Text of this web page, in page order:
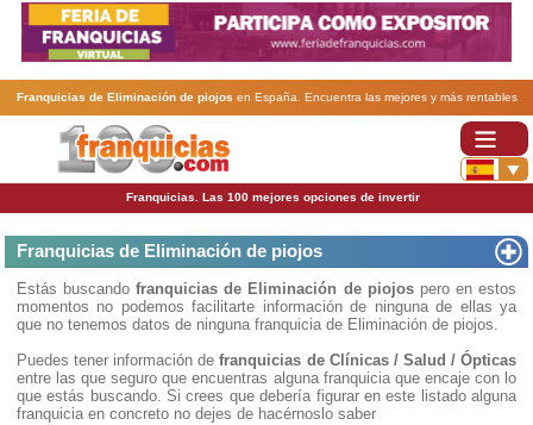
Franquicias de Eliminación de piojos en España. Encuentra las mejores y más rentables
franquicias de Eliminación de piojos . Abre tu negocio a través de una franquicia barata,
rentable y segura.
Franquicias. Las 100 mejores opciones de invertir
Franquicias de Eliminación de piojos
Estás buscandofranquicias de Eliminación de piojospero en estos
momentos no podemos facilitarte información de ninguna de ellas ya
que no tenemos datos de ninguna franquicia de Eliminación de piojos.
Puedes tener información defranquicias de Clínicas / Salud / Ópticas
entre las que seguro que encuentras alguna franquicia que encaje con lo
que estás buscando. Si crees que debería figurar en este listado alguna
franquicia en concreto no dejes de hacérnoslo saber